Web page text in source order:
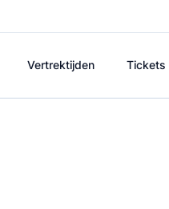
Vertrektijden Tickets